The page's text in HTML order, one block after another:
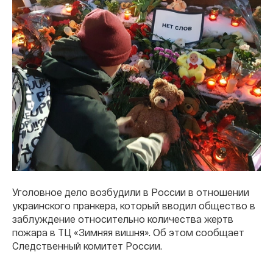
Уголовное дело возбудили в России в отношении
украинского пранкера, который вводил общество в
заблуждение относительно количества жертв
пожара в ТЦ «Зимняя вишня». Об этом сообщает
Следственный комитет России.